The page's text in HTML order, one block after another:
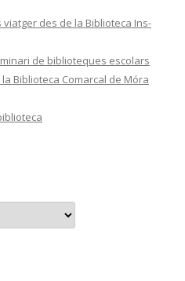
des de la Biblioteca Ins-
de biblioteques escolars
la Biblioteca Comarcal de Móra